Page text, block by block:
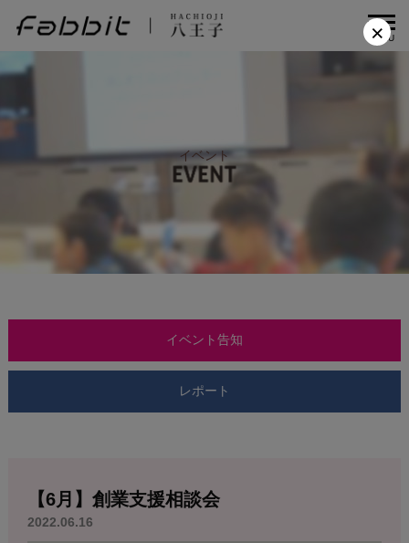
MENU
イベント
イベント告知
レポート
【6月】創業支援相談会
2022.06.16
×